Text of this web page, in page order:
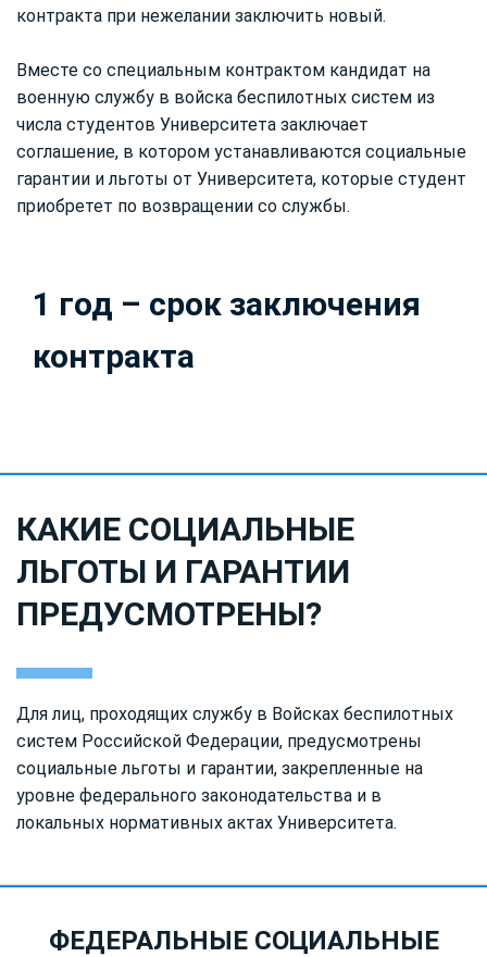
контракта при нежелании заключить новый.
Вместе со специальным контрактом кандидат на
военную службу в войска беспилотных систем из
числа студентов Университета заключает
соглашение, в котором устанавливаются социальные
гарантии и льготы от Университета, которые студент
приобретет по возвращении со службы.
1 год – срок заключения
контракта
КАКИЕ СОЦИАЛЬНЫЕ
ЛЬГОТЫ И ГАРАНТИИ
ПРЕДУСМОТРЕНЫ?
Для лиц, проходящих службу в Войсках беспилотных
систем Российской Федерации, предусмотрены
социальные льготы и гарантии, закрепленные на
уровне федерального законодательства и в
локальных нормативных актах Университета.
ФЕДЕРАЛЬНЫЕ СОЦИАЛЬНЫЕ